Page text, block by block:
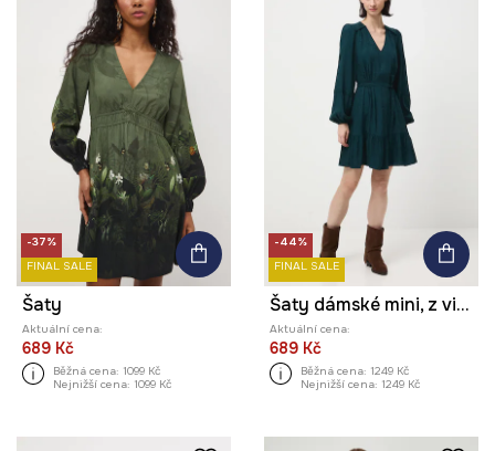
-37%
FINAL SALE
Šaty
Aktuální cena:
689 Kč
Běžná cena: 1099 Kč
Nejnižší cena: 1099 Kč
-44%
FINAL SALE
Šaty dámské mini, z viskózy, se vzorem
Aktuální cena:
689 Kč
Běžná cena: 1249 Kč
Nejnižší cena: 1249 Kč